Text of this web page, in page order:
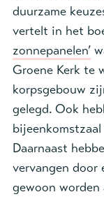
duurzame
vertelt in het
zonnepanelen’
Groene Kerk te
korpsgebouw
gelegd. Ook
Daarnaast
vervangen door
gewoon worden